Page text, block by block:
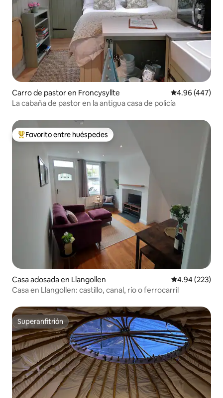
Carro de pastor en Froncysyllte Calificación
4.96 (447)
La cabaña de pastor en la antigua casa de policía
De los mejores en Favorito entre huéspedes
Favorito entre huéspedes
Casa adosada en Llangollen Calificación
4.94 (223)
Casa en Llangollen: castillo, canal, río o ferrocarril
Superanfitrión
Superanfitrión